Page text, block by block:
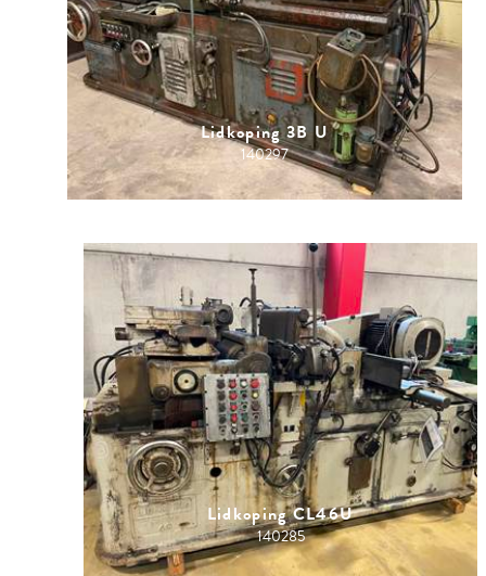
Lidkoping 3B U
140297
Lidkoping CL46U
140285